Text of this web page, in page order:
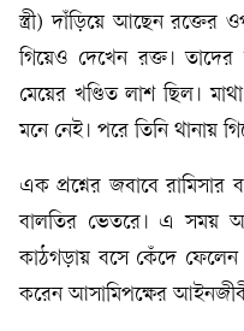
স্ত্রী) দাঁড়িয়ে আছেন রক্তের
গিয়েও দেখেন রক্ত। তাদের
মেয়ের খণ্ডিত লাশ ছিল।
মনে নেই। পরে তিনি থানায়
এক প্রশ্নের জবাবে রামিসার
বালতির ভেতরে। এ সময়
কাঠগড়ায় বসে কেঁদে ফেলেন
করেন আসামিপক্ষের